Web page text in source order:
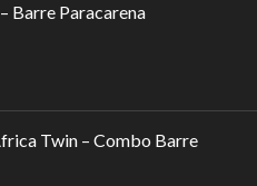
Barre Paracarena
Twin – Combo Barre